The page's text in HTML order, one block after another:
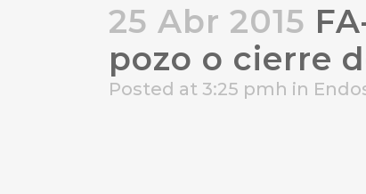
25 Abr 2015
pozo o cierre
Posted at 3:25 pmh in